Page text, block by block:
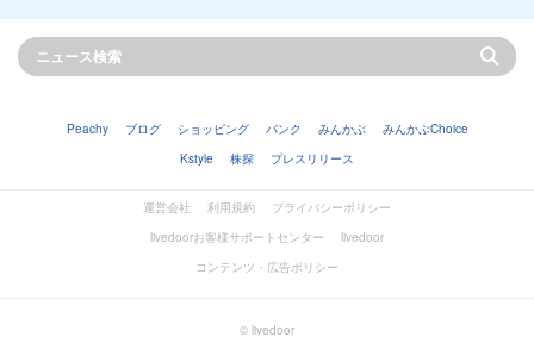
Peachy ブログ ショッピング バンク みんかぶ
みんかぶChoice
Kstyle
株探 プレスリリース
運営会社 利用規約
プライバシーポリシー
livedoorお客様サポートセンター
livedoor
コンテンツ・広告ポリシー
© livedoor